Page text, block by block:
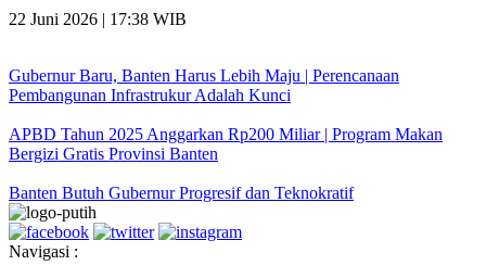
22 Juni 2026 | 17:38 WIB
Gubernur Baru, Banten Harus Lebih Maju | Perencanaan
Pembangunan Infrastrukur Adalah Kunci
APBD Tahun 2025 Anggarkan Rp200 Miliar | Program Makan
Bergizi Gratis Provinsi Banten
Banten Butuh Gubernur Progresif dan Teknokratif
Navigasi :